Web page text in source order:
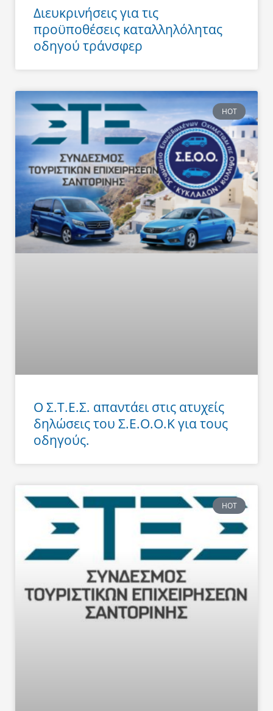
Διευκρινήσεις για τις
προϋποθέσεις καταλληλόλητας
οδηγού τράνσφερ
HOT
Ο Σ.Τ.Ε.Σ. απαντάει στις ατυχείς
δηλώσεις του Σ.Ε.Ο.Ο.Κ για τους
οδηγούς.
HOT